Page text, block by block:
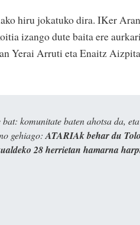
hiru jokatuko dira. IKer
izango dute baita ere
Yerai Arruti eta Enaitz
komunitate baten ahotsa da,
gehiago: ATARIAk behar du
28 herrietan hamarna